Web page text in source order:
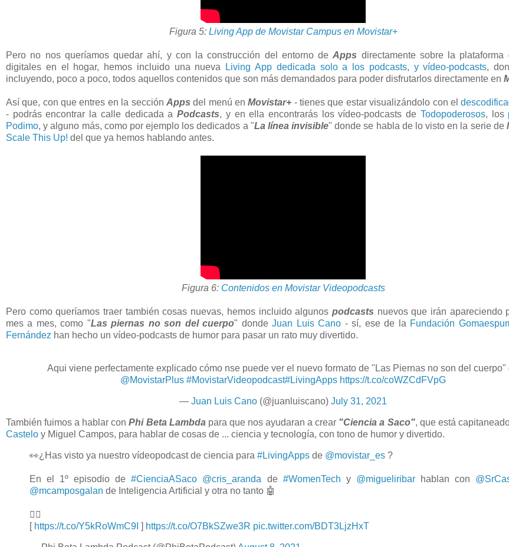
Figura 5: Living App de Movistar Campus en Movistar+
Pero no nos queríamos quedar ahí, y con la construcción del entorno deApps directamente sobre la plataforma
digitales en el hogar, hemos incluido una nueva Living App dedicada solo a los podcasts, y vídeo-podcasts,
incluyendo, poco a poco, todos aquellos contenidos que son más demandados para poder disfrutarlos directamente en
Así que, con que entres en la sección Apps del menú enMovistar+ - tienes que estar visualizándolo con el
- podrás encontrar la calle dedicada aPodcasts, y en ella encontrarás los vídeo-podcasts de Todopoderosos, los
Podimo, y alguno más, como por ejemplo los dedicados a "La línea invisible" donde se habla de lo visto en la serie de
Scale This Up! del que ya hemos hablando antes.
Figura 6: Contenidos en Movistar Videopodcasts
Pero como queríamos traer también cosas nuevas, hemos incluido algunos podcasts nuevos que irán apareciendo
mes a mes, como "Las piernas no son del cuerpo" dondeJuan Luis Cano - sí, ese de la Fundación
Fernández han hecho un vídeo-podcasts de humor para pasar un rato muy divertido.
Aqui viene perfectamente explicado cómo nse puede ver el nuevo formato de "Las Piernas no son del cuerpo"
@MovistarPlus #MovistarVideopodcast#LivingApps https://t.co/coWZCdFVpG
— Juan Luis Cano (@juanluiscano) July 31, 2021
También fuimos a hablar conPhi Beta Lambda para que nos ayudaran a crear "Ciencia a Saco", que está
Castelo y Miguel Campos, para hablar de cosas de ... ciencia y tecnología, con tono de humor y divertido.
👀¿Has visto ya nuestro vídeopodcast de ciencia para #LivingApps de @movistar_es ?
En el 1º episodio de#CienciaASaco @cris_aranda de #WomenTech y @migueliribarhablan con
@mcamposgalan de Inteligencia Artificial y otra no tanto 🤖
👇🏼
[ https://t.co/Y5kRoWmC9I ] https://t.co/O7BkSZwe3R pic.twitter.com/BDT3LjzHxT